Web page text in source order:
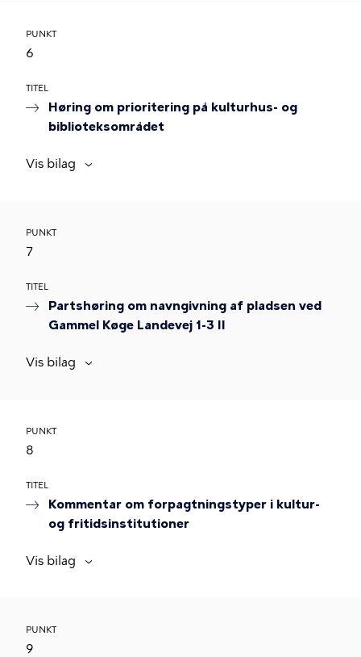
PUNKT
6
TITEL
Høring om prioritering på kulturhus- og
biblioteksområdet
Vis bilag
PUNKT
7
TITEL
Partshøring om navngivning af pladsen ved
Gammel Køge Landevej 1-3 II
Vis bilag
PUNKT
8
TITEL
Kommentar om forpagtningstyper i kultur-
og fritidsinstitutioner
Vis bilag
PUNKT
9